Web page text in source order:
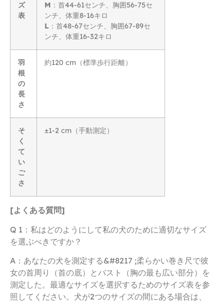
ズ
表
M ：首44-61センチ、胸囲56-75セ
ンチ、体重8-16キロ
L ：首48-67センチ、胸囲67-89セ
ンチ、体重16-32キロ
羽
根
の
長
さ
約120 cm（標準歩行距離）
そ
く
て
い
ご
さ
±1-2 cm（手動測定）
[よくある質問]
Q 1：私はどのようにして私の犬のために適切なサイズ
を選ぶべきですか？
A：あなたの犬を測定する&#8217 ;柔らかい巻き尺で彼
女の首周り（首の底）とバスト（胸の最も広い部分）を
測定した。最適なサイズを選択するためのサイズ表を参
照してください。犬が2つのサイズの間にある場合は、